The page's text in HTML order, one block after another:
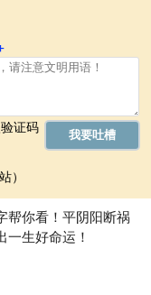
）
帮你看！平阴阳断祸
一生好命运！